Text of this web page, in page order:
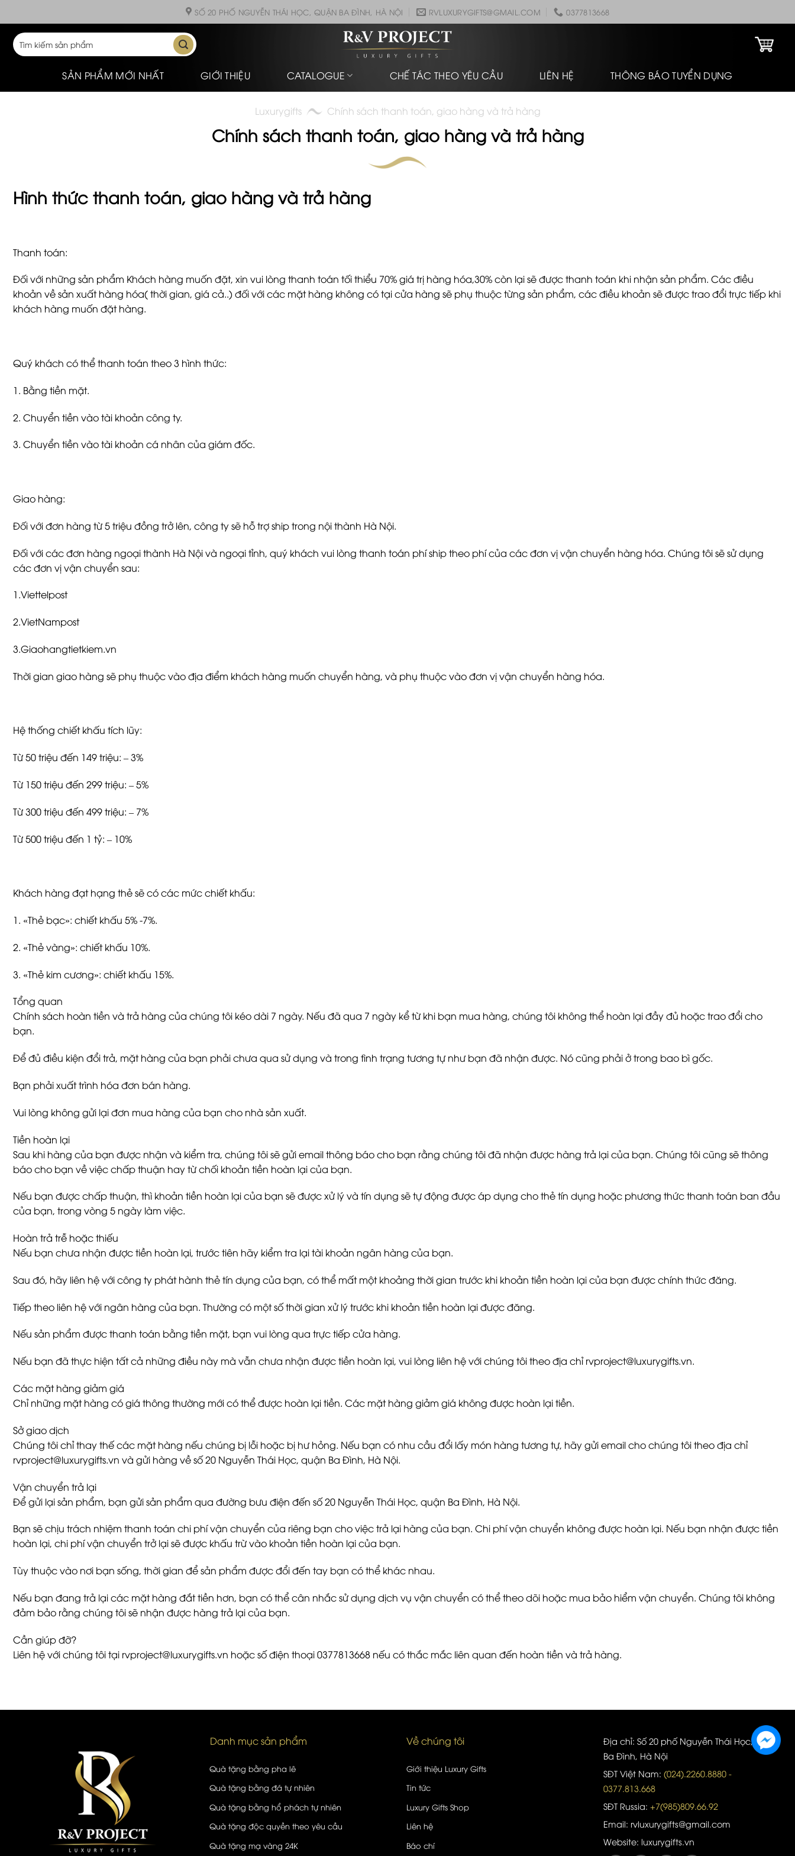
to
content
SỐ 20 PHỐ NGUYỄN THÁI HỌC, QUẬN BA ĐÌNH, HÀ NỘI RVLUXURYGIFTS@GMAIL.COM 0377813668
Tìm
kiếm:
SẢN PHẨM MỚI NHẤT GIỚI THIỆU CATALOGUE CHẾ TÁC THEO YÊU CẦU LIÊN HỆ THÔNG BÁO TUYỂN DỤNG
Luxurygifts Chính sách thanh toán, giao hàng và trả hàng
Chính sách thanh toán, giao hàng và trả hàng
Hình thức thanh toán, giao hàng và trả hàng
Thanh toán:
Đối với những sản phẩm Khách hàng muốn đặt, xin vui lòng thanh toán tối thiểu 70% giá trị hàng hóa,30% còn lại sẽ được thanh toán khi nhận sản phẩm. Các điều
khoản về sản xuất hàng hóa( thời gian, giá cả..) đối với các mặt hàng không có tại cửa hàng sẽ phụ thuộc từng sản phẩm, các điều khoản sẽ được trao đổi trực tiếp khi
khách hàng muốn đặt hàng.
Quý khách có thể thanh toán theo 3 hình thức:
1. Bằng tiền mặt.
2. Chuyển tiền vào tài khoản công ty.
3. Chuyển tiền vào tài khoản cá nhân của giám đốc.
Giao hàng:
Đối với đơn hàng từ 5 triệu đồng trở lên, công ty sẽ hỗ trợ ship trong nội thành Hà Nội.
Đối với các đơn hàng ngoại thành Hà Nội và ngoại tỉnh, quý khách vui lòng thanh toán phí ship theo phí của các đơn vị vận chuyển hàng hóa. Chúng tôi sẽ sử dụng
các đơn vị vận chuyển sau:
1.Viettelpost
2.VietNampost
3.Giaohangtietkiem.vn
Thời gian giao hàng sẽ phụ thuộc vào địa điểm khách hàng muốn chuyển hàng, và phụ thuộc vào đơn vị vận chuyển hàng hóa.
Hệ thống chiết khấu tích lũy:
Từ 50 triệu đến 149 triệu: – 3%
Từ 150 triệu đến 299 triệu: – 5%
Từ 300 triệu đến 499 triệu: – 7%
Từ 500 triệu đến 1 tỷ: – 10%
Khách hàng đạt hạng thẻ sẽ có các mức chiết khấu:
1. «Thẻ bạc»: chiết khấu 5% -7%.
2. «Thẻ vàng»: chiết khấu 10%.
3. «Thẻ kim cương»: chiết khấu 15%.
Tổng quan
Chính sách hoàn tiền và trả hàng của chúng tôi kéo dài 7 ngày. Nếu đã qua 7 ngày kể từ khi bạn mua hàng, chúng tôi không thể hoàn lại đầy đủ hoặc trao đổi cho
bạn.
Để đủ điều kiện đổi trả, mặt hàng của bạn phải chưa qua sử dụng và trong tình trạng tương tự như bạn đã nhận được. Nó cũng phải ở trong bao bì gốc.
Bạn phải xuất trình hóa đơn bán hàng.
Vui lòng không gửi lại đơn mua hàng của bạn cho nhà sản xuất.
Tiền hoàn lại
Sau khi hàng của bạn được nhận và kiểm tra, chúng tôi sẽ gửi email thông báo cho bạn rằng chúng tôi đã nhận được hàng trả lại của bạn. Chúng tôi cũng sẽ thông
báo cho bạn về việc chấp thuận hay từ chối khoản tiền hoàn lại của bạn.
Nếu bạn được chấp thuận, thì khoản tiền hoàn lại của bạn sẽ được xử lý và tín dụng sẽ tự động được áp dụng cho thẻ tín dụng hoặc phương thức thanh toán ban đầu
của bạn, trong vòng 5 ngày làm việc.
Hoàn trả trễ hoặc thiếu
Nếu bạn chưa nhận được tiền hoàn lại, trước tiên hãy kiểm tra lại tài khoản ngân hàng của bạn.
Sau đó, hãy liên hệ với công ty phát hành thẻ tín dụng của bạn, có thể mất một khoảng thời gian trước khi khoản tiền hoàn lại của bạn được chính thức đăng.
Tiếp theo liên hệ với ngân hàng của bạn. Thường có một số thời gian xử lý trước khi khoản tiền hoàn lại được đăng.
Nếu sản phẩm được thanh toán bằng tiền mặt, bạn vui lòng qua trực tiếp cửa hàng.
Nếu bạn đã thực hiện tất cả những điều này mà vẫn chưa nhận được tiền hoàn lại, vui lòng liên hệ với chúng tôi theo địa chỉ rvproject@luxurygifts.vn.
Các mặt hàng giảm giá
Chỉ những mặt hàng có giá thông thường mới có thể được hoàn lại tiền. Các mặt hàng giảm giá không được hoàn lại tiền.
Sở giao dịch
Chúng tôi chỉ thay thế các mặt hàng nếu chúng bị lỗi hoặc bị hư hỏng. Nếu bạn có nhu cầu đổi lấy món hàng tương tự, hãy gửi email cho chúng tôi theo địa chỉ
rvproject@luxurygifts.vn và gửi hàng về số 20 Nguyễn Thái Học, quận Ba Đình, Hà Nội.
Vận chuyển trả lại
Để gửi lại sản phẩm, bạn gửi sản phẩm qua đường bưu điện đến số 20 Nguyễn Thái Học, quận Ba Đình, Hà Nội.
Bạn sẽ chịu trách nhiệm thanh toán chi phí vận chuyển của riêng bạn cho việc trả lại hàng của bạn. Chi phí vận chuyển không được hoàn lại. Nếu bạn nhận được tiền
hoàn lại, chi phí vận chuyển trở lại sẽ được khấu trừ vào khoản tiền hoàn lại của bạn.
Tùy thuộc vào nơi bạn sống, thời gian để sản phẩm được đổi đến tay bạn có thể khác nhau.
Nếu bạn đang trả lại các mặt hàng đắt tiền hơn, bạn có thể cân nhắc sử dụng dịch vụ vận chuyển có thể theo dõi hoặc mua bảo hiểm vận chuyển. Chúng tôi không
đảm bảo rằng chúng tôi sẽ nhận được hàng trả lại của bạn.
Cần giúp đỡ?
Liên hệ với chúng tôi tại rvproject@luxurygifts.vn hoặc số điện thoại 0377813668 nếu có thắc mắc liên quan đến hoàn tiền và trả hàng.
Danh mục sản phẩm
Quà tặng bằng pha lê
Quà tặng bằng đá tự nhiên
Quà tặng bằng hổ phách tự nhiên
Quà tặng độc quyền theo yêu cầu
Quà tặng mạ vàng 24K
Về chúng tôi
Giới thiệu Luxury Gifts
Tin tức
Luxury Gifts Shop
Liên hệ
Báo chí
Địa chỉ: Số 20 phố Nguyễn Thái Học, quận
Ba Đình, Hà Nội
SĐT Việt Nam: (024).2260.8880 -
0377.813.668
SĐT Russia: +7(985)809.66.92
Email: rvluxurygifts@gmail.com
Website: luxurygifts.vn